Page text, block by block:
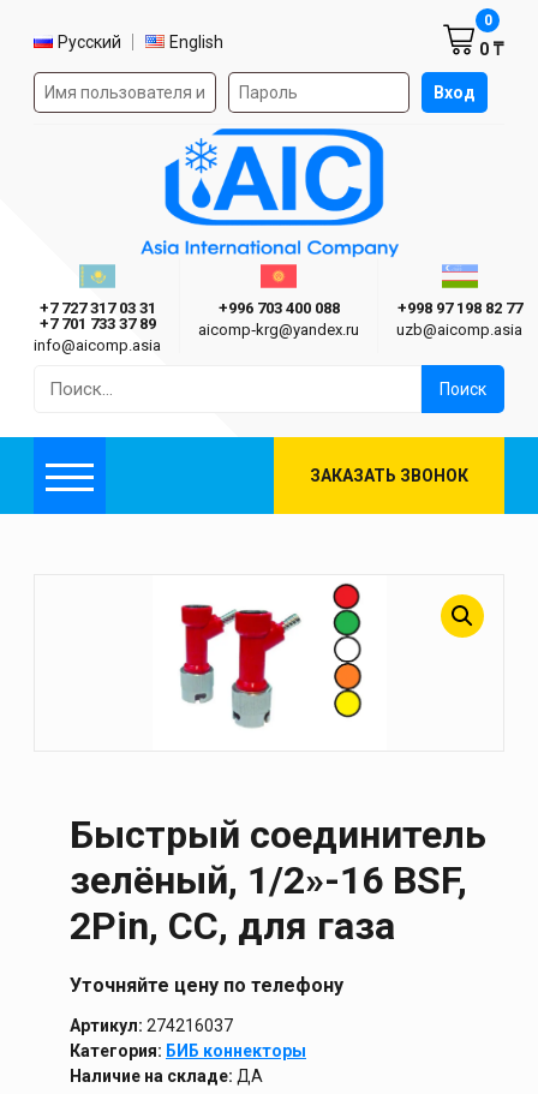
Выбор языка
Русский English
Форма авторизации на сайте Вход
0 ₸
0
Asia International Company
Казахстан г. Алматы
+7 727 317 03 31
+7 701 733 37 89
info@aicomp.asia
Киргизия г. Бишкек
+996 703 400 088
aicomp‑krg@yandex.ru
+998 97 198 82 77
uzb@aicomp.asia
Меню ЗАКАЗАТЬ ЗВОНОК
Быстрый соединитель
зелёный, 1/2»-16 BSF,
2Pin, CC, для газа
Уточняйте цену по телефону
Артикул: 274216037
Категория: БИБ коннекторы
Наличие на складе: ДА